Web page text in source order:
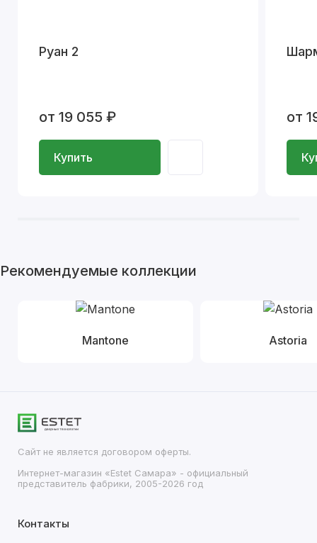
Руан 2
от 19 055 ₽
Купить
от
Рекомендуемые коллекции
Mantone Astoria
Сайт не является договором оферты.
Интернет-магазин «Estet Самара» - официальный
представитель фабрики, 2005-2026 год
Контакты